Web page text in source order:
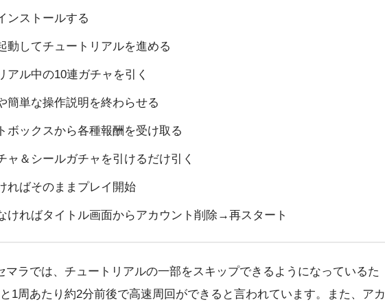
ンストールする
動してチュートリアルを進める
アル中の10連ガチャを引く
簡単な操作説明を終わらせる
ボックスから各種報酬を受け取る
ャ＆シールガチャを引けるだけ引く
ればそのままプレイ開始
ければタイトル画面からアカウント削除→再スタート
マラでは、チュートリアルの一部をスキップできるようになっているた
1周あたり約2分前後で高速周回ができると言われています。また、アカ